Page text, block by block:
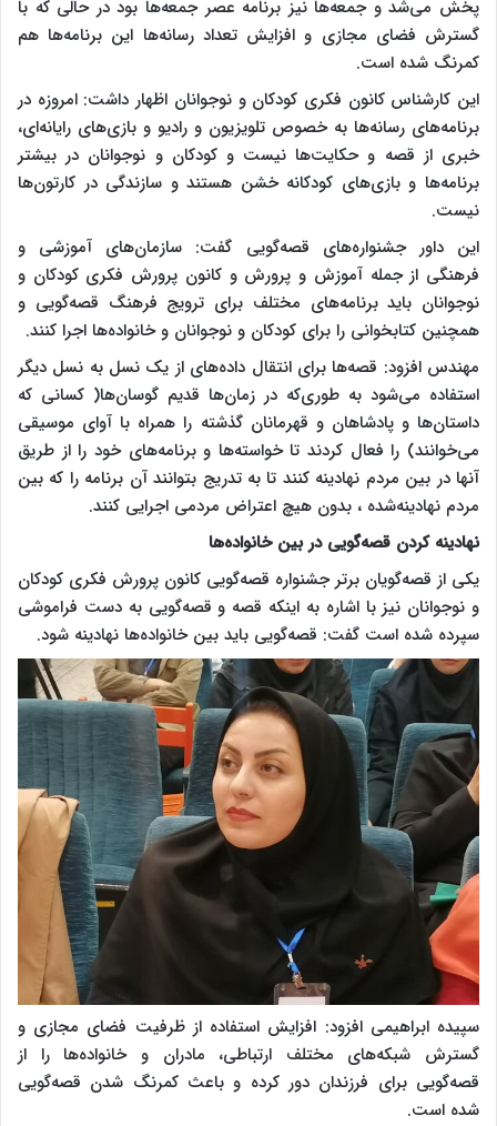
پخش می‌شد و جمعه‌ها نیز برنامه عصر جمعه‌ها بود در حالی که با
گسترش فضای مجازی و افزایش تعداد رسانه‌ها این برنامه‌ها هم
کمرنگ شده است.
این کارشناس کانون فکری کودکان و نوجوانان اظهار داشت: امروزه در
برنامه‌های رسانه‌ها به خصوص تلویزیون و رادیو و بازی‌های رایانه‌ای،
خبری از قصه و حکایت‌ها نیست و کودکان و نوجوانان در بیشتر
برنامه‌ها و بازی‌های کودکانه خشن هستند و سازندگی در کارتون‌ها
نیست.
این داور جشنواره‌های قصه‌گویی گفت: سازمان‌های آموزشی و
فرهنگی از جمله آموزش و پرورش و کانون پرورش فکری کودکان و
نوجوانان باید برنامه‌های مختلف برای ترویج فرهنگ قصه‌گویی و
همچنین کتابخوانی را برای کودکان و نوجوانان و خانواده‌ها اجرا کنند.
مهندس افزود: قصه‌ها برای انتقال داده‌های از یک نسل به نسل دیگر
استفاده می‌شود به طوری‌که در زمان‌ها قدیم گوسان‌ها( کسانی که
داستان‌ها و پادشاهان و قهرمانان گذشته را همراه با آوای موسیقی
می‌خوانند) را فعال کردند تا خواسته‌ها و برنامه‌های خود را از طریق
آنها در بین مردم نهادینه کنند تا به تدریج بتوانند آن برنامه را که بین
مردم نهادینه‌شده ، بدون هیچ اعتراض مردمی اجرایی کنند.
نهادینه کردن قصه‌گویی در بین خانواده‌ها
یکی از قصه‌گویان برتر جشنواره قصه‌گویی کانون پرورش فکری کودکان
و نوجوانان نیز با اشاره به اینکه قصه و قصه‌گویی به دست فراموشی
سپرده شده است گفت: قصه‌گویی باید بین خانواده‌ها نهادینه شود.
سپیده ابراهیمی افزود: افزایش استفاده از ظرفیت فضای مجازی و
گسترش شبکه‌های مختلف ارتباطی، مادران و خانواده‌ها را از
قصه‌گویی برای فرزندان دور کرده و باعث کمرنگ شدن قصه‌گویی
شده است.